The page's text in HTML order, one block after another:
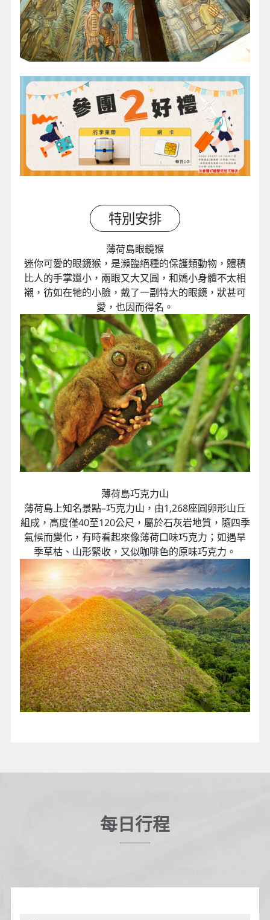
特別安排
薄荷島眼鏡猴
迷你可愛的眼鏡猴，是瀕臨絕種的保護類動物，體積
比人的手掌還小，兩眼又大又圓，和嬌小身體不太相
襯，彷如在牠的小臉，戴了一副特大的眼鏡，狀甚可
愛，也因而得名。
薄荷島巧克力山
薄荷島上知名景點–巧克力山，由1,268座圓卵形山丘
組成，高度僅40至120公尺，屬於石灰岩地質，隨四季
氣候而變化，有時看起來像薄荷口味巧克力；如遇旱
季草枯、山形緊收，又似咖啡色的原味巧克力。
每日行程